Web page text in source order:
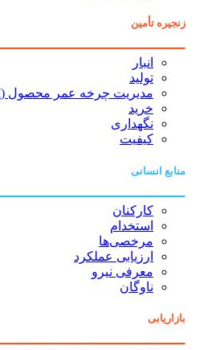
زنجیره تأمین
انبار
تولید
مدیریت چرخه عمر محصول (PLM)
خرید
نگهداری
کیفیت
منابع انسانی
کارکنان
استخدام
مرخصی‌ها
ارزیابی عملکرد
معرفی نیرو
ناوگان
بازاریابی